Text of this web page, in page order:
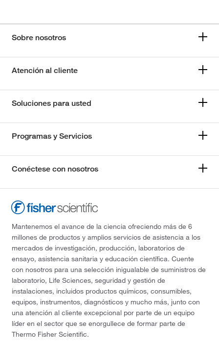
Sobre nosotros
Atención al cliente
Soluciones para usted
Programas y Servicios
Conéctese con nosotros
Mantenemos el avance de la ciencia ofreciendo más de 6
millones de productos y amplios servicios de asistencia a los
mercados de investigación, producción, laboratorios de
ensayo, asistencia sanitaria y educación científica. Cuente
con nosotros para una selección inigualable de suministros de
laboratorio, Life Sciences, seguridad y gestión de
instalaciones, incluidos productos químicos, consumibles,
equipos, instrumentos, diagnósticos y mucho más, junto con
una atención al cliente excepcional por parte de un equipo
líder en el sector que se enorgullece de formar parte de
Thermo Fisher Scientific.